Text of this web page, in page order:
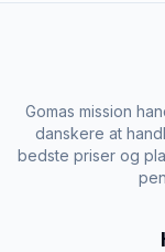
Gomas mission
danskere at
bedste priser og